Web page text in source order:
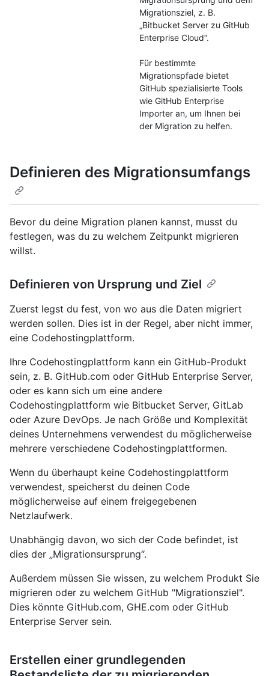
Migrationsziel, z. B.
„Bitbucket Server zu GitHub
Enterprise Cloud“.
Für bestimmte
Migrationspfade bietet
GitHub spezialisierte Tools
wie GitHub Enterprise
Importer an, um Ihnen bei
der Migration zu helfen.
Definieren des Migrationsumfangs
Bevor du deine Migration planen kannst, musst du
festlegen, was du zu welchem Zeitpunkt migrieren
willst.
Definieren von Ursprung und Ziel
Zuerst legst du fest, von wo aus die Daten migriert
werden sollen. Dies ist in der Regel, aber nicht immer,
eine Codehostingplattform.
Ihre Codehostingplattform kann ein GitHub-Produkt
sein, z. B. GitHub.com oder GitHub Enterprise Server,
oder es kann sich um eine andere
Codehostingplattform wie Bitbucket Server, GitLab
oder Azure DevOps. Je nach Größe und Komplexität
deines Unternehmens verwendest du möglicherweise
mehrere verschiedene Codehostingplattformen.
Wenn du überhaupt keine Codehostingplattform
verwendest, speicherst du deinen Code
möglicherweise auf einem freigegebenen
Netzlaufwerk.
Unabhängig davon, wo sich der Code befindet, ist
dies der „Migrationsursprung“.
Außerdem müssen Sie wissen, zu welchem Produkt Sie
migrieren oder zu welchem GitHub "Migrationsziel".
Dies könnte GitHub.com, GHE.com oder GitHub
Enterprise Server sein.
Erstellen einer grundlegenden